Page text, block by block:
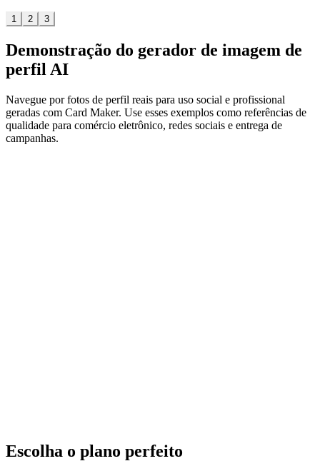
1 2 3
Demonstração do gerador de imagem de
perfil AI
Navegue por fotos de perfil reais para uso social e profissional
geradas com Card Maker. Use esses exemplos como referências de
qualidade para comércio eletrônico, redes sociais e entrega de
campanhas.
Escolha o plano perfeito